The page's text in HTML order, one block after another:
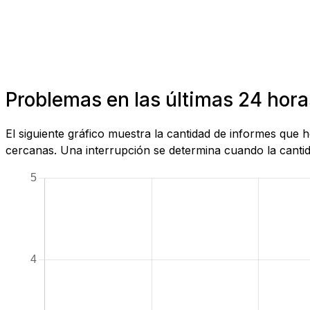
Problemas en las últimas 24
El siguiente gráfico muestra la cantidad de informes que
cercanas. Una interrupción se determina cuando la